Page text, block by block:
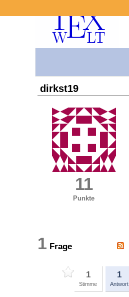
dirkst19
11
Punkte
1 Frage
1
Stimme
1
Antwort